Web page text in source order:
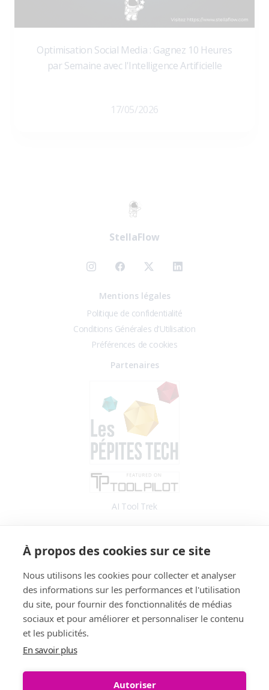
À propos des cookies sur ce site
Nous utilisons les cookies pour collecter et analyser
des informations sur les performances et l'utilisation
du site, pour fournir des fonctionnalités de médias
sociaux et pour améliorer et personnaliser le contenu
et les publicités.
En savoir plus
Autoriser
Optimisation Social Media : Gagnez 10 Heures
par Semaine avec l'Intelligence Artificielle
17/05/2026
StellaFlow
Mentions légales
Politique de confidentialité
Conditions Générales d'Utilisation
Préférences de cookies
Partenaires
AI Tool Trek
Application
Informations
Fonctionnalités
FAQ